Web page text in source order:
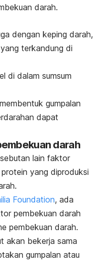
darah.
dengan keping darah,
terkandung di
di dalam sumsum
gumpalan
dapat
darah
lain faktor
yang diproduksi
Foundation, ada
pembekuan darah
pembekuan darah.
akan bekerja sama
gumpalan atau